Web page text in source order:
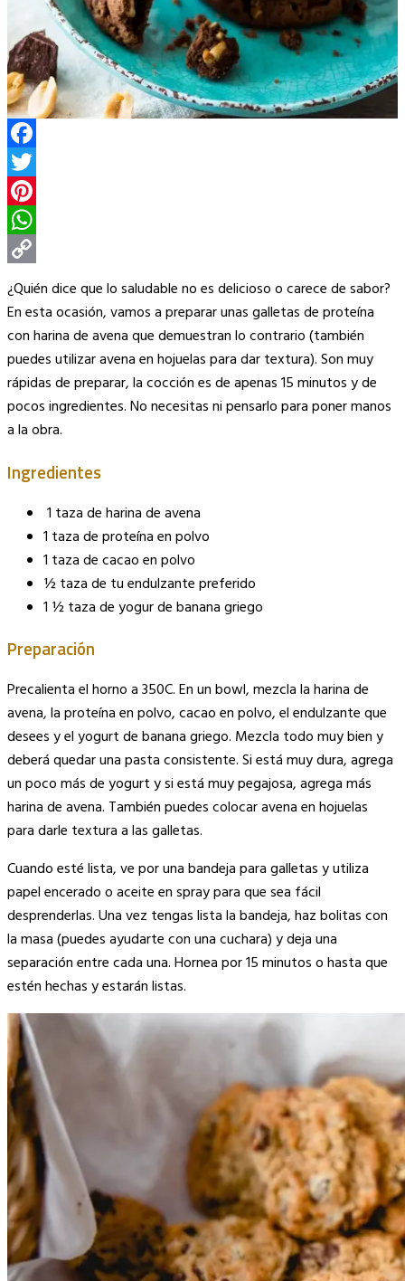
Facebook
Twitter
Pinterest
WhatsApp
Copy
Link
¿Quién dice que lo saludable no es delicioso o carece de sabor?
En esta ocasión, vamos a preparar unas galletas de proteína
con harina de avena que demuestran lo contrario (también
puedes utilizar avena en hojuelas para dar textura). Son muy
rápidas de preparar, la cocción es de apenas 15 minutos y de
pocos ingredientes. No necesitas ni pensarlo para poner manos
a la obra.
Ingredientes
1 taza de harina de avena
1 taza de proteína en polvo
1 taza de cacao en polvo
½ taza de tu endulzante preferido
1 ½ taza de yogur de banana griego
Preparación
Precalienta el horno a 350C. En un bowl, mezcla la harina de
avena, la proteína en polvo, cacao en polvo, el endulzante que
desees y el yogurt de banana griego. Mezcla todo muy bien y
deberá quedar una pasta consistente. Si está muy dura, agrega
un poco más de yogurt y si está muy pegajosa, agrega más
harina de avena. También puedes colocar avena en hojuelas
para darle textura a las galletas.
Cuando esté lista, ve por una bandeja para galletas y utiliza
papel encerado o aceite en spray para que sea fácil
desprenderlas. Una vez tengas lista la bandeja, haz bolitas con
la masa (puedes ayudarte con una cuchara) y deja una
separación entre cada una. Hornea por 15 minutos o hasta que
estén hechas y estarán listas.